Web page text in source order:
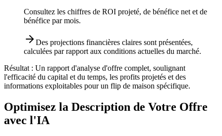
Consultez les chiffres de ROI projeté, de bénéfice net et de
bénéfice par mois.
Des projections financières claires sont présentées,
calculées par rapport aux conditions actuelles du marché.
Résultat : Un rapport d'analyse d'offre complet, soulignant
l'efficacité du capital et du temps, les profits projetés et des
informations exploitables pour un flip de maison spécifique.
Optimisez la Description de Votre Offre
avec l'IA